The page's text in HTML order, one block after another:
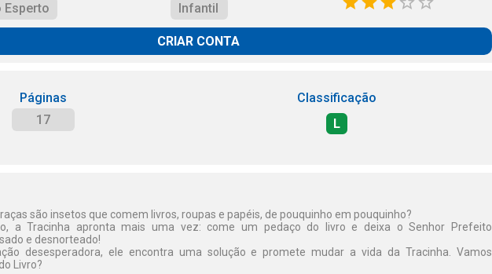
Esperto
Infantil
CRIAR CONTA
Páginas
17
Classificação
L
são insetos que comem livros, roupas e papéis, de pouquinho em pouquinho?
a Tracinha apronta mais uma vez: come um pedaço do livro e deixa o Senhor Prefeito
e desnorteado!
desesperadora, ele encontra uma solução e promete mudar a vida da Tracinha. Vamos
Livro?